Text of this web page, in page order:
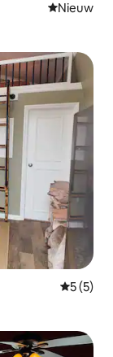
Nieuwe
Nieuw
5 (5)